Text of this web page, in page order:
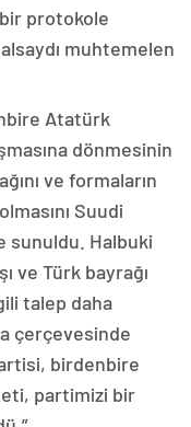
protokole
muhtemelen
Atatürk
dönmesinin
ve formaların
Suudi
sunuldu. Halbuki
ve Türk bayrağı
talep daha
çerçevesinde
birdenbire
partimizi bir